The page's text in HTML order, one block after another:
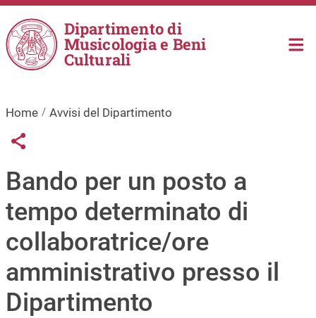
Salta al contenuto principale
Dipartimento di
Musicologia e Beni
Culturali
Home Avvisi del Dipartimento
Links condivisione social
Share button
Bando per un posto a
tempo determinato di
collaboratrice/ore
amministrativo presso il
Dipartimento